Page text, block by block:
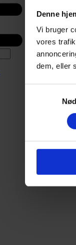
Denne
Vi bruger
vores
dem, eller